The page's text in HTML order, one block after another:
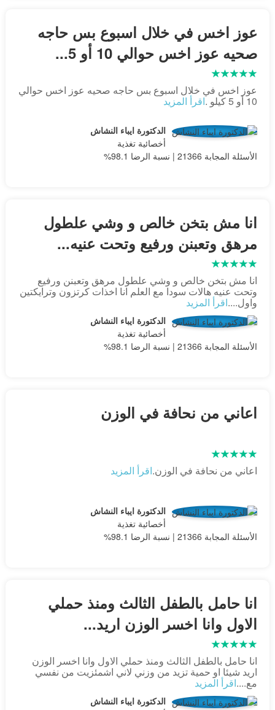
عوز اخس في خلال اسبوع بس حاجه
صحيه عوز اخس حوالي 10 أو 5...
عوز اخس في خلال اسبوع بس حاجه صحيه عوز اخس حوالي
10 أو 5 كيلو . اقرأ المزيد
الدكتورة ايباء النشاش
أخصائية تغذية
الأسئلة المجابة 21366 | نسبة الرضا 98.1%
انا مش بتخن خالص و وشي علطول
مرهق وتعبنن ورفيع وتحت عنيه...
انا مش بتخن خالص و وشي علطول مرهق وتعبنن ورفيع
وتحت عنيه هالات سودا مع العلم انا اخذات كرتزون وترايكتين
واول....اقرأ المزيد
الدكتورة ايباء النشاش
أخصائية تغذية
الأسئلة المجابة 21366 | نسبة الرضا 98.1%
اعاني من نحافة في الوزن
اعاني من نحافة في الوزن.اقرأ المزيد
الدكتورة ايباء النشاش
أخصائية تغذية
الأسئلة المجابة 21366 | نسبة الرضا 98.1%
انا حامل بالطفل الثالث ومنذ حملي
الاول وانا اخسر الوزن اريد...
انا حامل بالطفل الثالث ومنذ حملي الاول وانا اخسر الوزن
اريد شيئا او حمية تزيد من وزني لاني اشمئزيت من نفسي
مع....اقرأ المزيد
الدكتورة ايباء النشاش